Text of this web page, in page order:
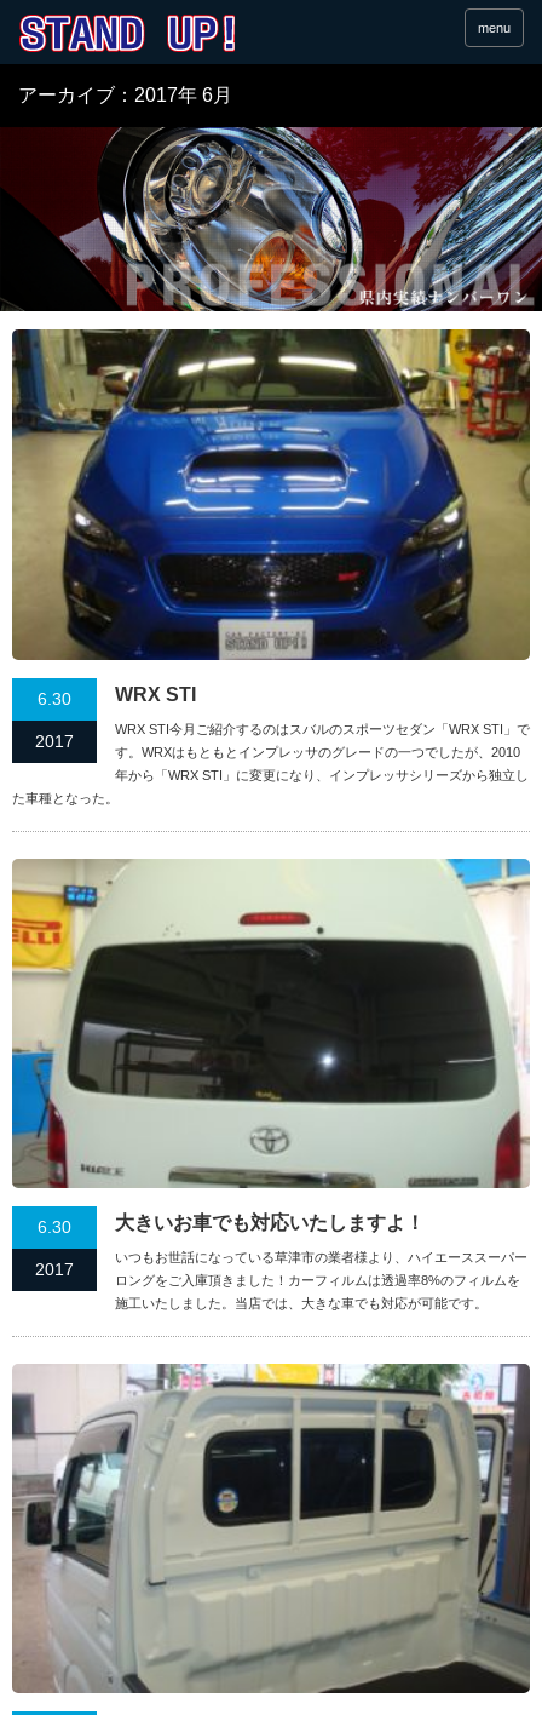
menu
アーカイブ：2017年 6月
6.30
2017
WRX STI
WRX STI今月ご紹介するのはスバルのスポーツセダン「WRX STI」で
す。WRXはもともとインプレッサのグレードの一つでしたが、2010
年から「WRX STI」に変更になり、インプレッサシリーズから独立し
た車種となった。
6.30
2017
大きいお車でも対応いたしますよ！
いつもお世話になっている草津市の業者様より、ハイエーススーパー
ロングをご入庫頂きました！カーフィルムは透過率8%のフィルムを
施工いたしました。当店では、大きな車でも対応が可能です。